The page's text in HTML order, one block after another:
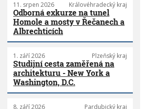
11. srpen 2026 Královéhradecký kraj
Odborná exkurze na tunel
Homole a mosty v Řečanech a
Albrechticích
1. září 2026 Plzeňský kraj
Studijní cesta zaměřená na
architekturu - New York a
Washington, D.C.
8. září 2026 Pardubický kraj